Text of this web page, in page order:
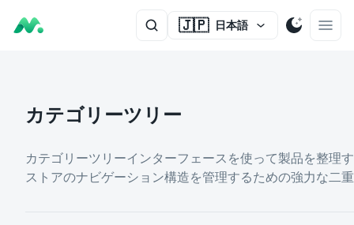
🇯🇵 日本語
カテゴリーツリー
カテゴリーツリーインターフェースを使って製品を整理
ストアのナビゲーション構造を管理するための強力な二